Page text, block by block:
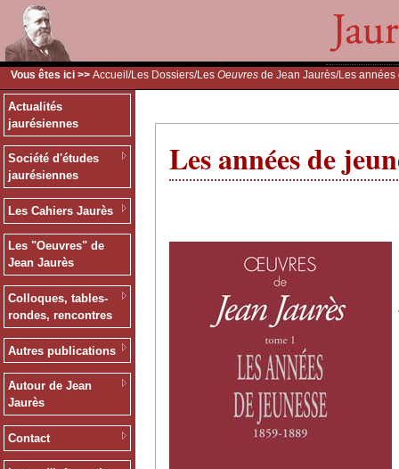
Vous êtes ici >> Accueil /Les Dossiers/Les Oeuvres de Jean Jaurès/Les années
Actualités
jaurésiennes
Société d'études
jaurésiennes
Les Cahiers Jaurès
Les "Oeuvres" de
Jean Jaurès
Colloques, tables-
rondes, rencontres
Autres publications
Autour de Jean
Jaurès
Contact
Les années de